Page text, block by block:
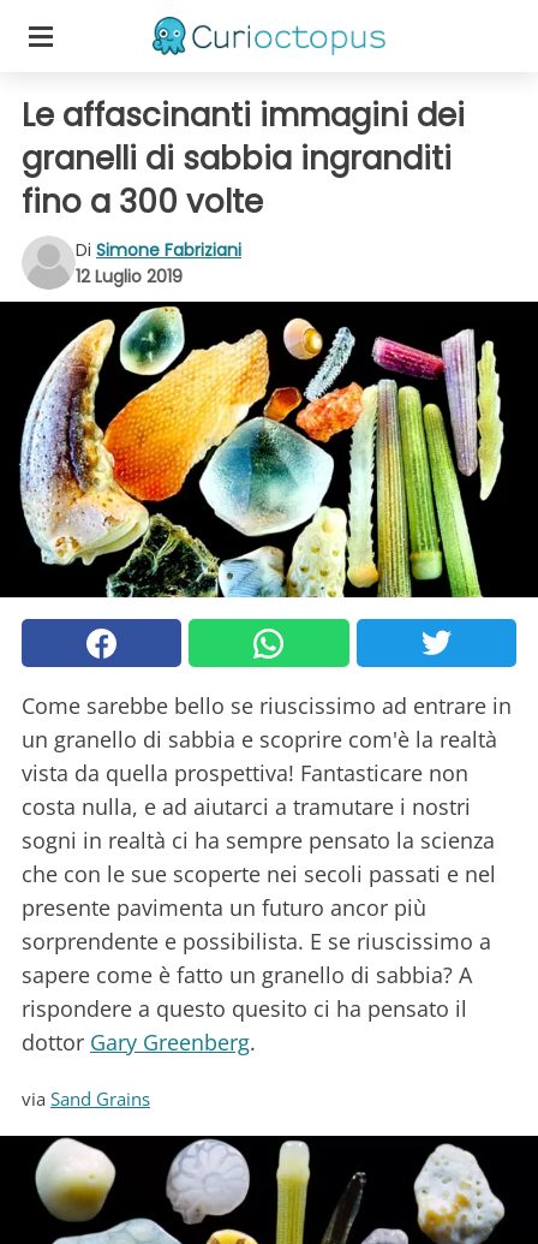
Le affascinanti immagini dei
granelli di sabbia ingranditi
fino a 300 volte
Di Simone Fabriziani
12 Luglio 2019
Come sarebbe bello se riuscissimo ad entrare in
un granello di sabbia e scoprire com'è la realtà
vista da quella prospettiva! Fantasticare non
costa nulla, e ad aiutarci a tramutare i nostri
sogni in realtà ci ha sempre pensato la scienza
che con le sue scoperte nei secoli passati e nel
presente pavimenta un futuro ancor più
sorprendente e possibilista. E se riuscissimo a
sapere come è fatto un granello di sabbia? A
rispondere a questo quesito ci ha pensato il
dottor Gary Greenberg.
via Sand Grains